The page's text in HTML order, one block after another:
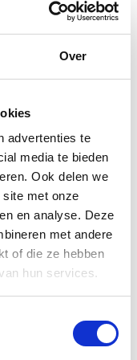
Over
advertenties te
media te bieden
Ook delen we
met onze
en analyse. Deze
met andere
of die ze hebben
hun services.
scherm
kapot en wilt uw
experts kunt u uw
ervaren monteurs
voor een nieuw en
op om uw
een scherpe
garantie!
voor